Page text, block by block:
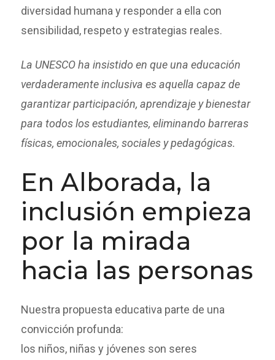
diversidad humana y responder a ella con
sensibilidad, respeto y estrategias reales.
La UNESCO ha insistido en que una educación
verdaderamente inclusiva es aquella capaz de
garantizar participación, aprendizaje y bienestar
para todos los estudiantes, eliminando barreras
físicas, emocionales, sociales y pedagógicas.
En Alborada, la
inclusión empieza
por la mirada
hacia las personas
Nuestra propuesta educativa parte de una
convicción profunda:
los niños, niñas y jóvenes son seres